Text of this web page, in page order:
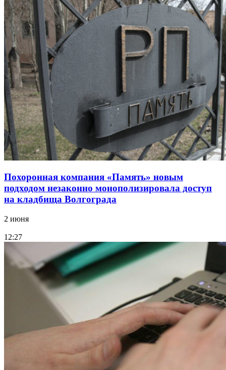
Похоронная компания «Память» новым
подходом незаконно монополизировала доступ
на кладбища Волгограда
2 июня
12:27